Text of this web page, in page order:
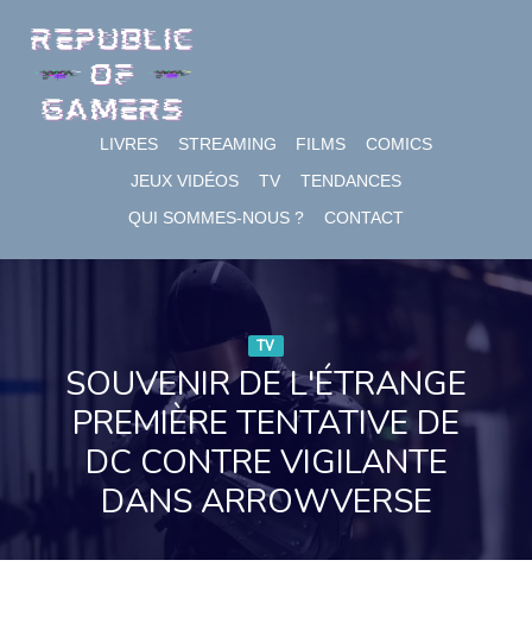
content
LIVRES STREAMING FILMS
COMICS
JEUX VIDÉOS
TV
TENDANCES
QUI SOMMES-NOUS ?
CONTACT
TV
SOUVENIR DE L'ÉTRANGE
PREMIÈRE TENTATIVE DE
DC CONTRE VIGILANTE
DANS ARROWVERSE